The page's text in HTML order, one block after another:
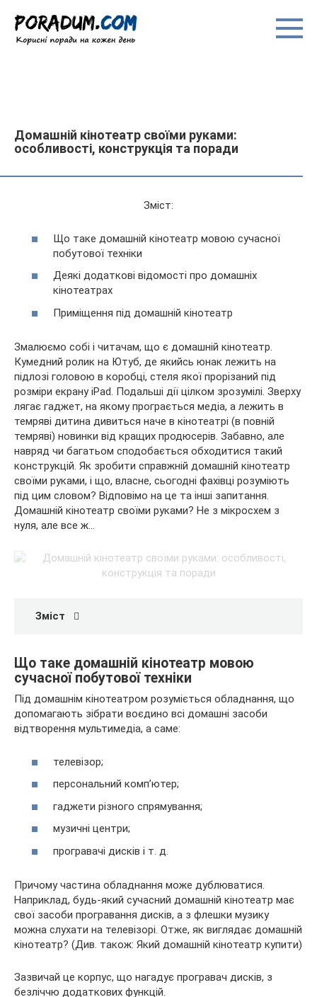
вмісту
Домашній кінотеатр своїми руками:
особливості, конструкція та поради
Зміст:
Що таке домашній кінотеатр мовою сучасної
побутової техніки
Деякі додаткові відомості про домашніх
кінотеатрах
Приміщення під домашній кінотеатр
Змалюємо собі і читачам, що є домашній кінотеатр.
Кумедний ролик на Ютуб, де якийсь юнак лежить на
підлозі головою в коробці, стеля якої прорізаний під
розміри екрану iPad. Подальші дії цілком зрозумілі. Зверху
лягає гаджет, на якому програється медіа, а лежить в
темряві дитина дивиться наче в кінотеатрі (в повній
темряві) новинки від кращих продюсерів. Забавно, але
навряд чи багатьом сподобається обходитися такий
конструкцій. Як зробити справжній домашній кінотеатр
своїми руками, і що, власне, сьогодні фахівці розуміють
під цим словом? Відповімо на це та інші запитання.
Домашній кінотеатр своїми руками? Не з мікросхем з
нуля, але все ж…
Зміст
Що таке домашній кінотеатр мовою
сучасної побутової техніки
Під домашнім кінотеатром розуміється обладнання, що
допомагають зібрати воєдино всі домашні засоби
відтворення мультимедіа, а саме:
телевізор;
персональний комп’ютер;
гаджети різного спрямування;
музичні центри;
програвачі дисків і т. д.
Причому частина обладнання може дублюватися.
Наприклад, будь-який сучасний домашній кінотеатр має
свої засоби програвання дисків, а з флешки музику
можна слухати на телевізорі. Отже, як виглядає домашній
кінотеатр? (Див. також: Який домашній кінотеатр купити)
Зазвичай це корпус, що нагадує програвач дисків, з
безліччю додаткових функцій.